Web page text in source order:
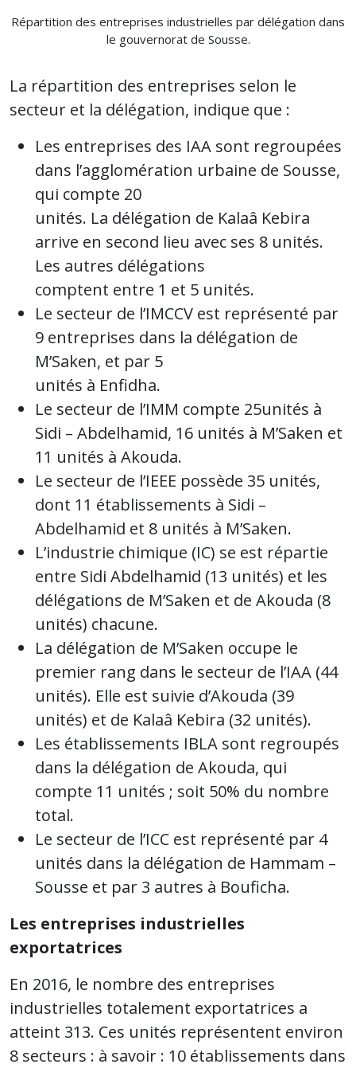
Répartition des entreprises industrielles par délégation dans
le gouvernorat de Sousse.
La répartition des entreprises selon le
secteur et la délégation, indique que :
Les entreprises des IAA sont regroupées
dans l’agglomération urbaine de Sousse,
qui compte 20
unités. La délégation de Kalaâ Kebira
arrive en second lieu avec ses 8 unités.
Les autres délégations
comptent entre 1 et 5 unités.
Le secteur de l’IMCCV est représenté par
9 entreprises dans la délégation de
M’Saken, et par 5
unités à Enfidha.
Le secteur de l’IMM compte 25unités à
Sidi – Abdelhamid, 16 unités à M’Saken et
11 unités à Akouda.
Le secteur de l’IEEE possède 35 unités,
dont 11 établissements à Sidi –
Abdelhamid et 8 unités à M’Saken.
L’industrie chimique (IC) se est répartie
entre Sidi Abdelhamid (13 unités) et les
délégations de M’Saken et de Akouda (8
unités) chacune.
La délégation de M’Saken occupe le
premier rang dans le secteur de l’IAA (44
unités). Elle est suivie d’Akouda (39
unités) et de Kalaâ Kebira (32 unités).
Les établissements IBLA sont regroupés
dans la délégation de Akouda, qui
compte 11 unités ; soit 50% du nombre
total.
Le secteur de l’ICC est représenté par 4
unités dans la délégation de Hammam –
Sousse et par 3 autres à Bouficha.
Les entreprises industrielles
exportatrices
En 2016, le nombre des entreprises
industrielles totalement exportatrices a
atteint 313. Ces unités représentent environ
8 secteurs : à savoir : 10 établissements dans